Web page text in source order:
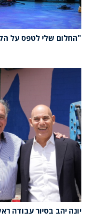
"החלום שלי לטפס על
יונה יהב בסיור עבודה